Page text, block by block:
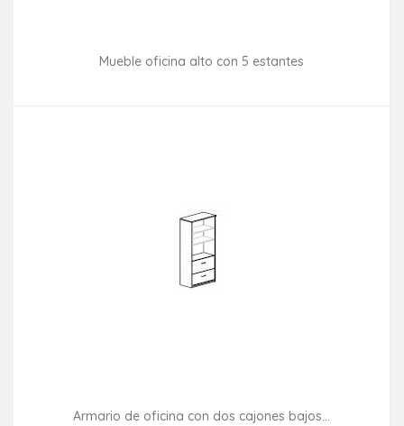
Mueble oficina alto con 5 estantes
Armario de oficina con dos cajones bajos...